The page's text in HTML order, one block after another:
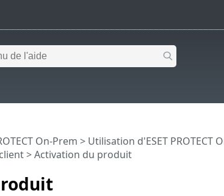
On-Prem > Utilisation d'ESET PROTECT
> Activation du produit